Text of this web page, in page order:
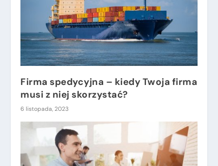
Firma spedycyjna – kiedy Twoja firma
musi z niej skorzystać?
6 listopada, 2023